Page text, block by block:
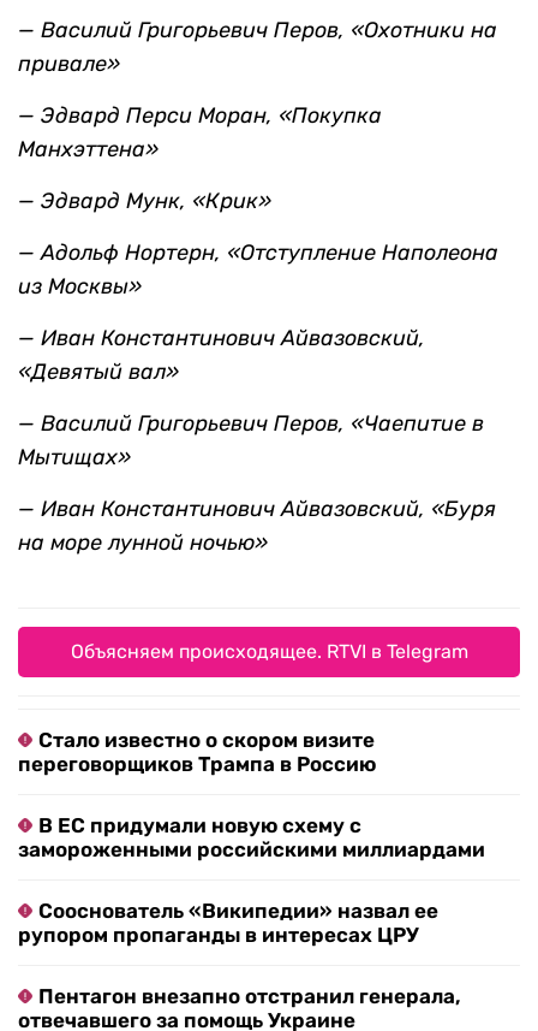
— Василий Григорьевич Перов, «Охотники на
привале»
— Эдвард Перси Моран, «Покупка
Манхэттена»
— Эдвард Мунк, «Крик»
— Адольф Нортерн, «Отступление Наполеона
из Москвы»
— Иван Константинович Айвазовский,
«Девятый вал»
— Василий Григорьевич Перов, «Чаепитие в
Мытищах»
— Иван Константинович Айвазовский, «Буря
на море лунной ночью»
Объясняем происходящее. RTVI в Telegram
Стало известно о скором визите
переговорщиков Трампа в Россию
В ЕС придумали новую схему с
замороженными российскими миллиардами
Сооснователь «Википедии» назвал ее
рупором пропаганды в интересах ЦРУ
Пентагон внезапно отстранил генерала,
отвечавшего за помощь Украине